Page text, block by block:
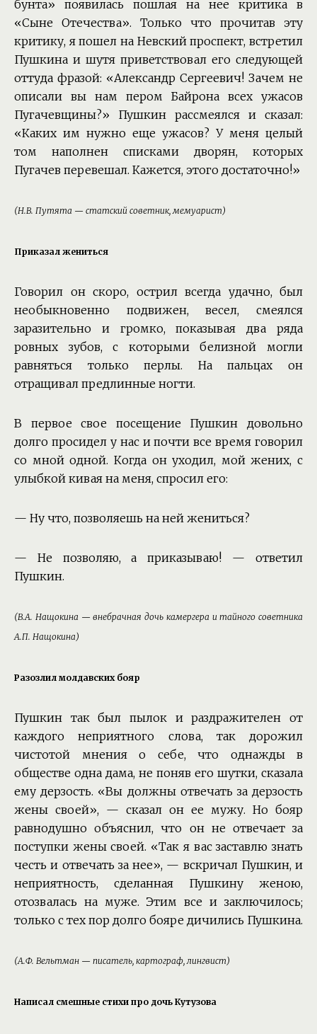
бунта» появилась пошлая на нее критика в
«Сыне Отечества». Только что прочитав эту
критику, я пошел на Невский проспект, встретил
Пушкина и шутя приветствовал его следующей
оттуда фразой: «Александр Сергеевич! Зачем не
описали вы нам пером Байрона всех ужасов
Пугачевщины?» Пушкин рассмеялся и сказал:
«Каких им нужно еще ужасов? У меня целый
том наполнен списками дворян, которых
Пугачев перевешал. Кажется, этого достаточно!»
(Н.В. Путята — статский советник, мемуарист)
Приказал жениться
Говорил он скоро, острил всегда удачно, был
необыкновенно подвижен, весел, смеялся
заразительно и громко, показывая два ряда
ровных зубов, с которыми белизной могли
равняться только перлы. На пальцах он
отращивал предлинные ногти.
В первое свое посещение Пушкин довольно
долго просидел у нас и почти все время говорил
со мной одной. Когда он уходил, мой жених, с
улыбкой кивая на меня, спросил его:
— Ну что, позволяешь на ней жениться?
— Не позволяю, а приказываю! — ответил
Пушкин.
(В.А. Нащокина — внебрачная дочь камергера и тайного советника
А.П. Нащокина)
Разозлил молдавских бояр
Пушкин так был пылок и раздражителен от
каждого неприятного слова, так дорожил
чистотой мнения о себе, что однажды в
обществе одна дама, не поняв его шутки, сказала
ему дерзость. «Вы должны отвечать за дерзость
жены своей», — сказал он ее мужу. Но бояр
равнодушно объяснил, что он не отвечает за
поступки жены своей. «Так я вас заставлю знать
честь и отвечать за нее», — вскричал Пушкин, и
неприятность, сделанная Пушкину женою,
отозвалась на муже. Этим все и заключилось;
только с тех пор долго бояре дичились Пушкина.
(А.Ф. Вельтман — писатель, картограф, лингвист)
Написал смешные стихи про дочь Кутузова